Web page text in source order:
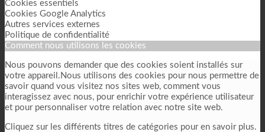
Cookies essentiels
Cookies Google Analytics
Autres services externes
Politique de confidentialité
Comment nous utilisons les cookies
Nous pouvons demander que des cookies soient installés sur
votre appareil.Nous utilisons des cookies pour nous permettre de
savoir quand vous visitez nos sites web, comment vous
interagissez avec nous, pour enrichir votre expérience utilisateur
et pour personnaliser votre relation avec notre site web.
Cliquez sur les différents titres de catégories pour en savoir plus.